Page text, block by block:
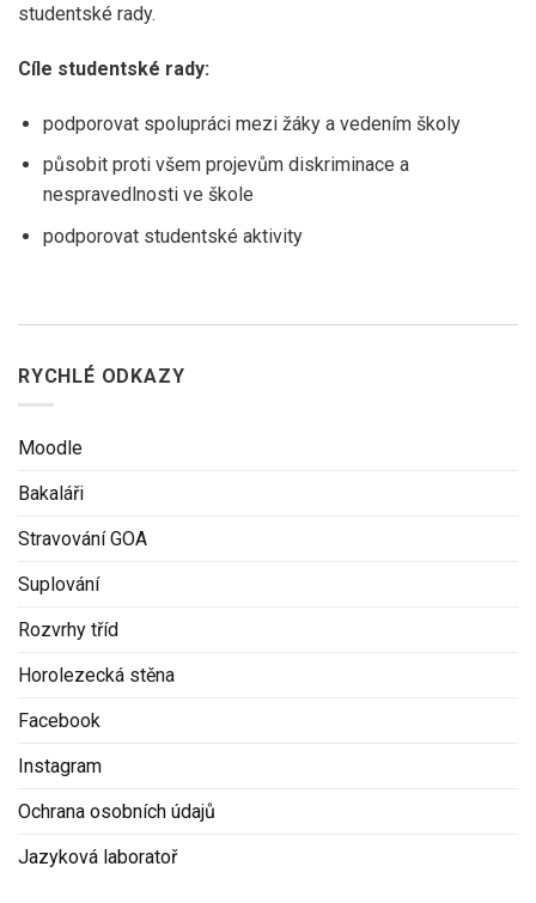
studentské rady.
Cíle studentské rady:
podporovat spolupráci mezi žáky a vedením školy
působit proti všem projevům diskriminace a
nespravedlnosti ve škole
podporovat studentské aktivity
RYCHLÉ ODKAZY
Moodle
Bakaláři
Stravování GOA
Suplování
Rozvrhy tříd
Horolezecká stěna
Facebook
Instagram
Ochrana osobních údajů
Jazyková laboratoř